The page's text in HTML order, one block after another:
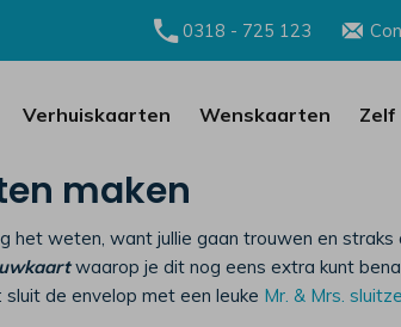
0318 - 725 123
Verhuiskaarten Wenskaarten
maken
het weten, want jullie gaan trouwen en straks
waarop je dit nog eens extra kunt
de envelop met een leuke Mr. & Mrs.